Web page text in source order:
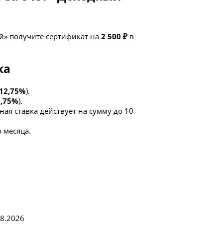
получите сертификат на2 500 ₽ в
12,75%).
).
ставка действует на сумму до 10